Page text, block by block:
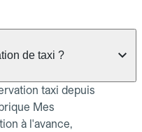
de taxi ?
taxi depuis
Mes
à l'avance,